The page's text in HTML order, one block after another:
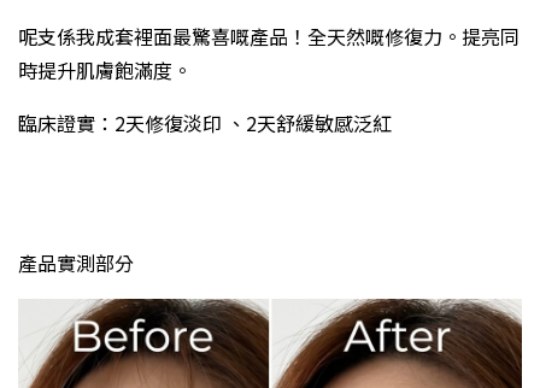
呢支係我成套裡面最驚喜嘅產品！全天然嘅修復力。提亮同
時提升肌膚飽滿度。
臨床證實：2天修復淡印 、2天舒緩敏感泛紅
產品實測部分